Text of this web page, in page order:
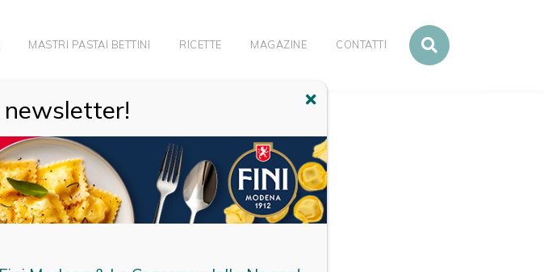
MASTRI PASTAI BETTINI RICETTE MAGAZINE CONTATTI
RICICLO